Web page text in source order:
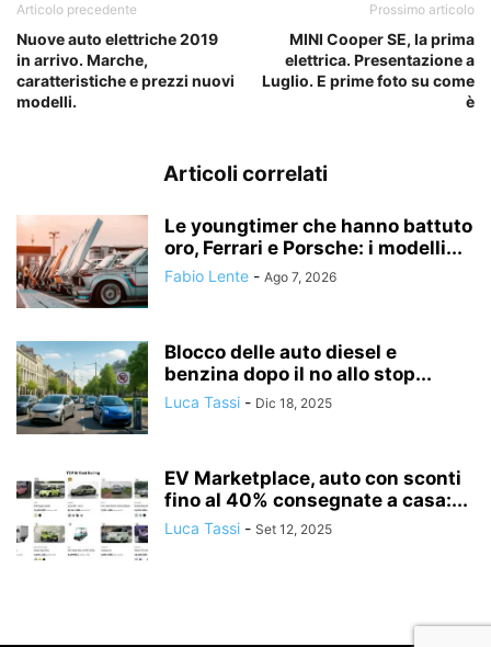
Articolo precedente
Nuove auto elettriche 2019
in arrivo. Marche,
caratteristiche e prezzi nuovi
modelli.
Prossimo articolo
MINI Cooper SE, la prima
elettrica. Presentazione a
Luglio. E prime foto su come
è
Articoli correlati
Le youngtimer che hanno battuto
oro, Ferrari e Porsche: i modelli...
Fabio Lente - Ago 7, 2026
Blocco delle auto diesel e
benzina dopo il no allo stop...
Luca Tassi - Dic 18, 2025
EV Marketplace, auto con sconti
fino al 40% consegnate a casa:...
Luca Tassi - Set 12, 2025